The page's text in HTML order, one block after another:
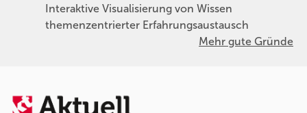
Interaktive Visualisierung von Wissen
themenzentrierter Erfahrungsaustausch
Mehr gute Gründe